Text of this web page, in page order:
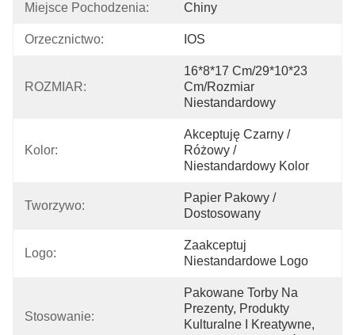
Miejsce Pochodzenia: Chiny
Orzecznictwo: IOS
ROZMIAR:
16*8*17 Cm/29*10*23
Cm/rozmiar
Niestandardowy
Kolor:
Akceptuję Czarny /
Różowy /
Niestandardowy Kolor
Tworzywo:
Papier Pakowy /
Dostosowany
Logo:
Zaakceptuj
Niestandardowe Logo
Stosowanie:
Pakowane Torby Na
Prezenty, Produkty
Kulturalne I Kreatywne,